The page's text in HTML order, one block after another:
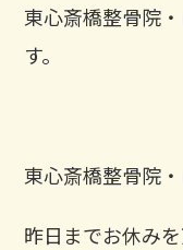
東心斎橋整骨院
す。
東心斎橋整骨院
昨日までお休み